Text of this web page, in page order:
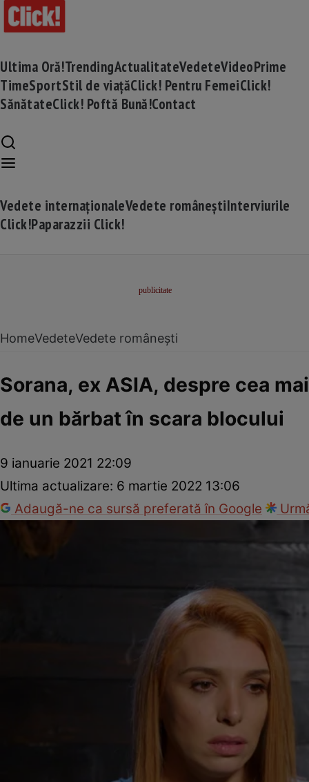
Ultima Oră!TrendingActualitateVedeteVideoPrime
TimeSportStil de viațăClick! Pentru FemeiClick!
SănătateClick! Poftă Bună!Contact
Vedete internaționaleVedete româneștiInterviurile
Click!Paparazzii Click!
HomeVedeteVedete românești
Sorana, ex ASIA, despre cea
de un bărbat în scara blocului
9 ianuarie 2021 22:09
Ultima actualizare: 6 martie 2022 13:06
Adaugă-ne ca sursă preferată în Google